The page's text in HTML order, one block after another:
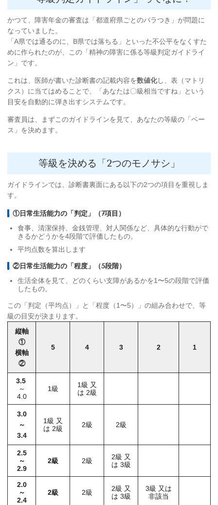
かつて、障害年金の審査は「都道府県ごとのバラつき」が問題に
なっていました。
「A県では通るのに、B県では落ちる」といった不公平をなくすた
めに作られたのが、この「精神の障害に係る等級判定ガイドライ
ン」です。
これは、医師が書いた診断書の記載内容を数値化し、表（マトリ
クス）に当てはめることで、「あなたは〇級相当ですね」という
目安を自動的に弾き出すシステムです。
審査員は、まずこのガイドラインを見て、あなたの等級の「ベー
ス」を決めます。
等級を決める「2つのモノサシ」
ガイドラインでは、診断書裏面にある以下の2つの項目を重視しま
す。
①日常生活能力の「判定」（7項目）
食事、清潔保持、金銭管理、対人関係など、具体的な行動がで
きるかどうかを4段階で評価したもの。
平均点数を算出します
②日常生活能力の「程度」（5段階）
生活全体を見て、どのくらい支障があるかを1〜5の段階で評価
したもの。
この「判定（平均点）」と「程度（1〜5）」の組み合わせで、等
級の目安が決まります。
縦軸
①
横軸
②
5 4 3 2 1
3.5
～
4.0
1級
1級 又
は 2級
3.0
～
3.4
1級 又
は 2級
2級 2級
2.5
～
2.9
2級 2級
2級 又
は 3級
2.0
～
2.4
2級 2級
2級 又
は 3級
3級 又は
非該当